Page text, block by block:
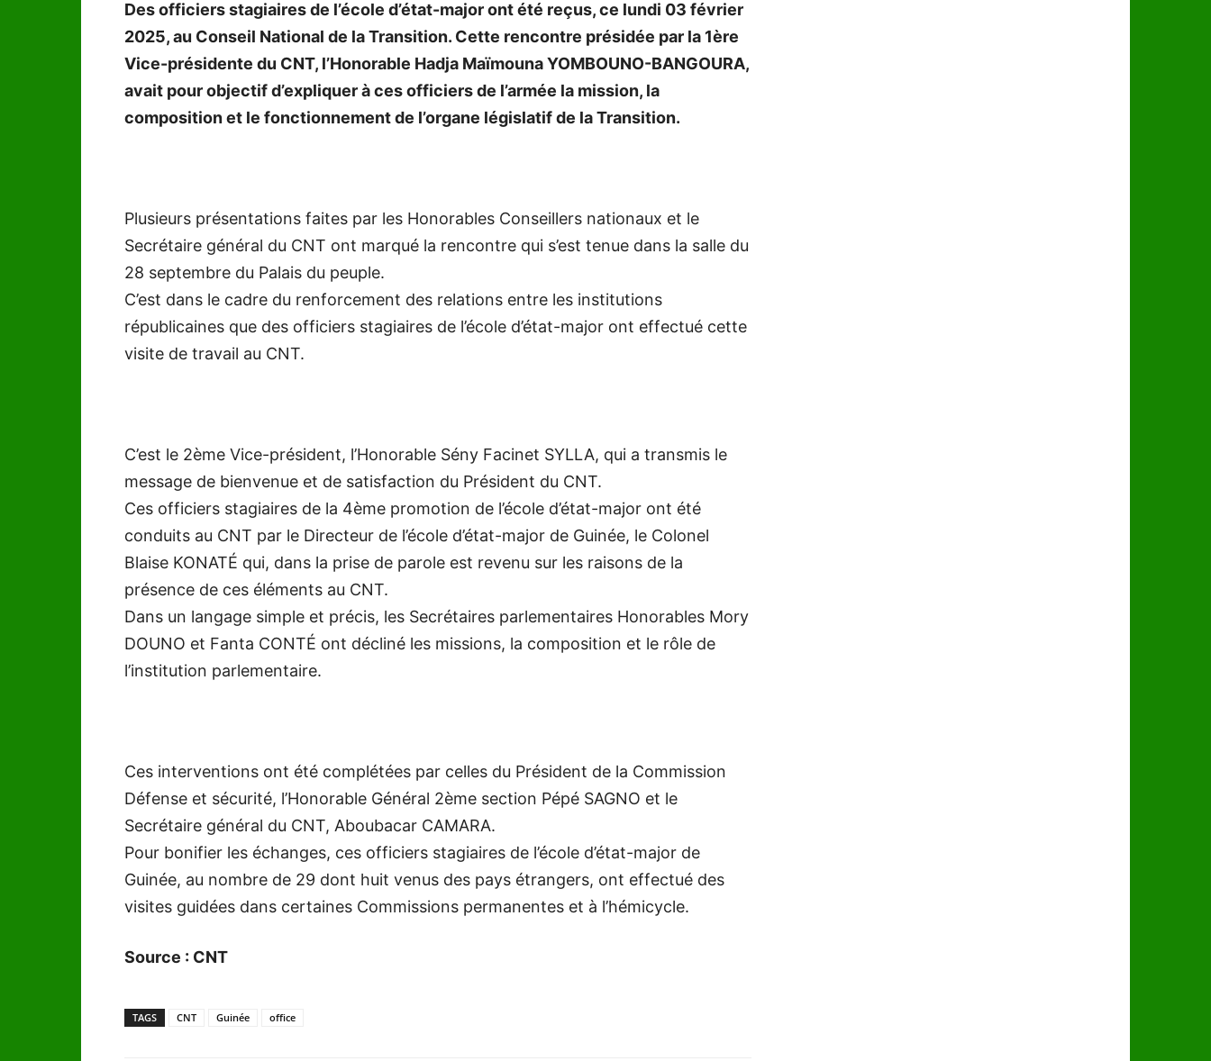
Des officiers stagiaires de l’école d’état-major ont été reçus, ce lundi 03 février
2025, au Conseil National de la Transition. Cette rencontre présidée par la 1ère
Vice-présidente du CNT, l’Honorable Hadja Maïmouna YOMBOUNO-BANGOURA,
avait pour objectif d’expliquer à ces officiers de l’armée la mission, la
composition et le fonctionnement de l’organe législatif de la Transition.
Plusieurs présentations faites par les Honorables Conseillers nationaux et le
Secrétaire général du CNT ont marqué la rencontre qui s’est tenue dans la salle du
28 septembre du Palais du peuple.
C’est dans le cadre du renforcement des relations entre les institutions
républicaines que des officiers stagiaires de l’école d’état-major ont effectué cette
visite de travail au CNT.
C’est le 2ème Vice-président, l’Honorable Sény Facinet SYLLA, qui a transmis le
message de bienvenue et de satisfaction du Président du CNT.
Ces officiers stagiaires de la 4ème promotion de l’école d’état-major ont été
conduits au CNT par le Directeur de l’école d’état-major de Guinée, le Colonel
Blaise KONATÉ qui, dans la prise de parole est revenu sur les raisons de la
présence de ces éléments au CNT.
Dans un langage simple et précis, les Secrétaires parlementaires Honorables Mory
DOUNO et Fanta CONTÉ ont décliné les missions, la composition et le rôle de
l’institution parlementaire.
Ces interventions ont été complétées par celles du Président de la Commission
Défense et sécurité, l’Honorable Général 2ème section Pépé SAGNO et le
Secrétaire général du CNT, Aboubacar CAMARA.
Pour bonifier les échanges, ces officiers stagiaires de l’école d’état-major de
Guinée, au nombre de 29 dont huit venus des pays étrangers, ont effectué des
visites guidées dans certaines Commissions permanentes et à l’hémicycle.
Source : CNT
TAGS CNT Guinée office